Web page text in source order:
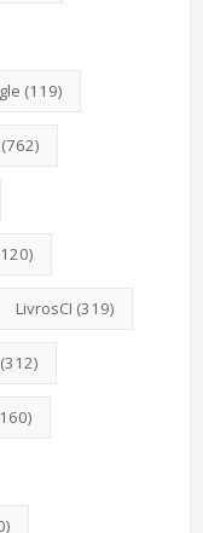
(119)
(762)
LivrosCI (319)
(312)